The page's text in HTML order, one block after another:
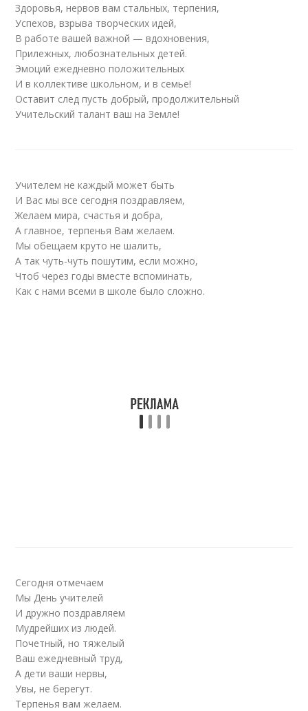
Здоровья, нервов вам стальных, терпения,
Успехов, взрыва творческих идей,
В работе вашей важной — вдохновения,
Прилежных, любознательных детей.
Эмоций ежедневно положительных
И в коллективе школьном, и в семье!
Оставит след пусть добрый, продолжительный
Учительский талант ваш на Земле!
Учителем не каждый может быть
И Вас мы все сегодня поздравляем,
Желаем мира, счастья и добра,
А главное, терпенья Вам желаем.
Мы обещаем круто не шалить,
А так чуть-чуть пошутим, если можно,
Чтоб через годы вместе вспоминать,
Как с нами всеми в школе было сложно.
Сегодня отмечаем
Мы День учителей
И дружно поздравляем
Мудрейших из людей.
Почетный, но тяжелый
Ваш ежедневный труд,
А дети ваши нервы,
Увы, не берегут.
Терпенья вам желаем.